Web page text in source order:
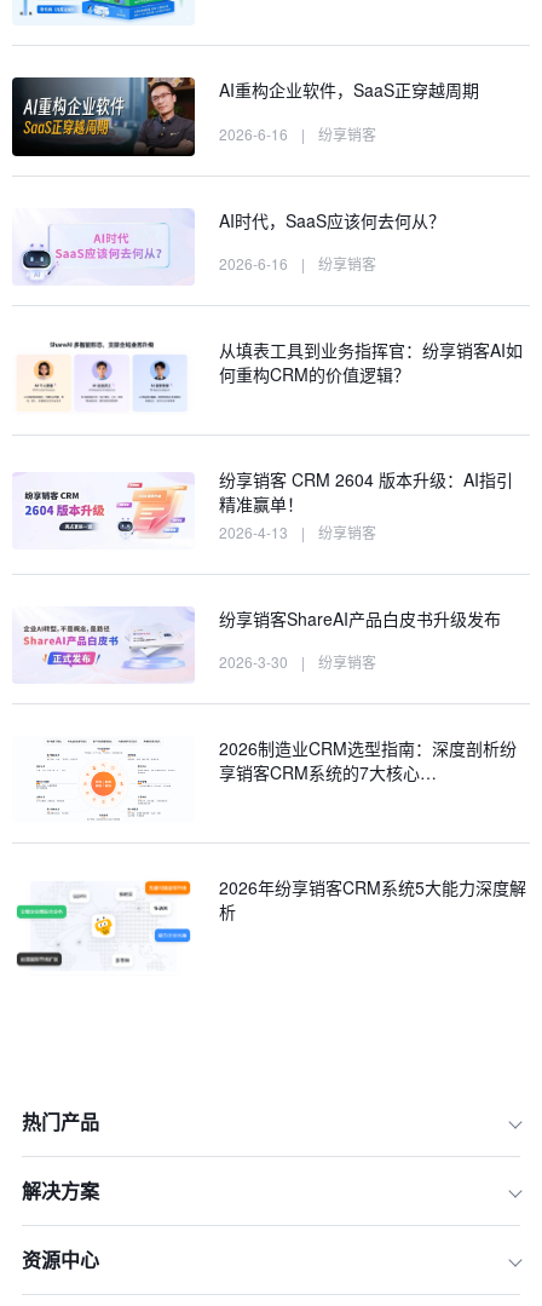
AI重构企业软件，SaaS正穿越周期
2026-6-16 | 纷享销客
AI时代，SaaS应该何去何从？
2026-6-16 | 纷享销客
从填表工具到业务指挥官：纷享销客AI如
何重构CRM的价值逻辑？
纷享销客 CRM 2604 版本升级：AI指引
精准赢单！
2026-4-13 | 纷享销客
纷享销客ShareAI产品白皮书升级发布
2026-3-30 | 纷享销客
2026制造业CRM选型指南：深度剖析纷
享销客CRM系统的7大核心…
2026年纷享销客CRM系统5大能力深度解
析
热门产品
解决方案
资源中心